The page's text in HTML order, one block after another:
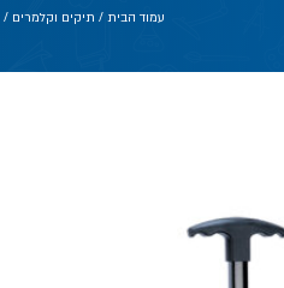
עמוד הבית / תיקים וקלמרים /